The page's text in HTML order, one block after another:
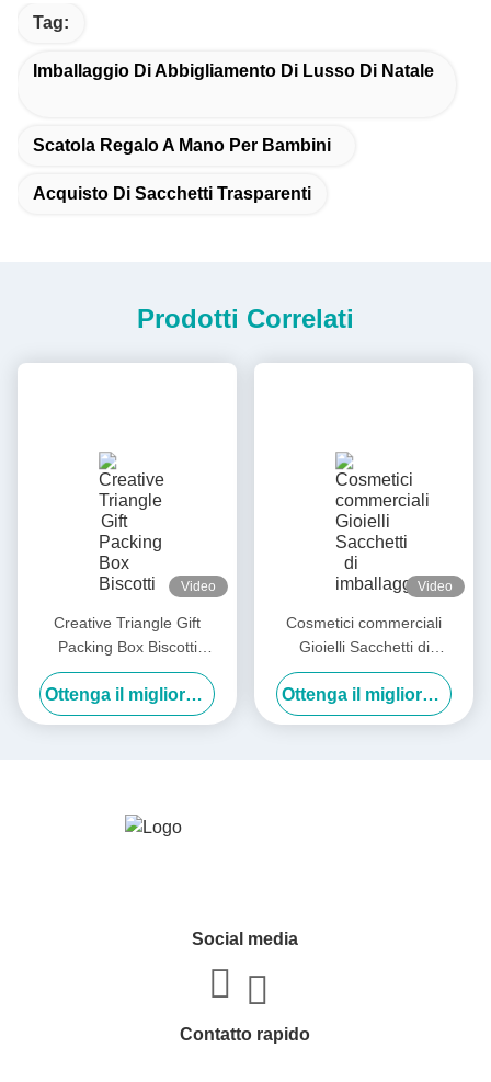
Tag:
Imballaggio Di Abbigliamento Di Lusso Di Natale
Scatola Regalo A Mano Per Bambini
Acquisto Di Sacchetti Trasparenti
Prodotti Correlati
Video
Creative Triangle Gift
Packing Box Biscotti
Pasticceria Matrimonio
Caramelle Imballaggio Borsa
da mano Scatole regalo
Ottenga il migliore prezzo
Video
Cosmetici commerciali
Gioielli Sacchetti di
imballaggio Sacchetti da
shopping Sacchetto regalo di
carta con nastro a prua
Ottenga il migliore prezzo
Social media
Contatto rapido